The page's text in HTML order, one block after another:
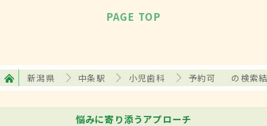
PAGE TOP
新潟県 中条駅 小児歯科 予約可 の検索
悩みに寄り添うアプローチ